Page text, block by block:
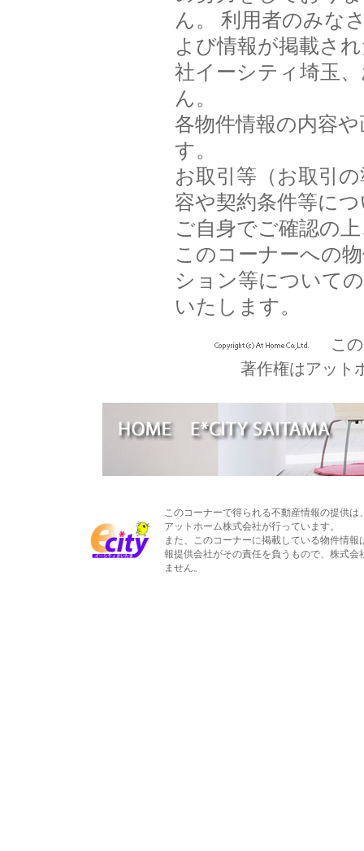
ん。 利用者のみな
よび情報が掲載さ
社イーシティ埼玉
ん。
各物件情報の内容
す。
お取引等（お取引
容や契約条件等に
ご自身でご確認の
このコーナーへの
ション等について
いたします。
こ
著作権はアット